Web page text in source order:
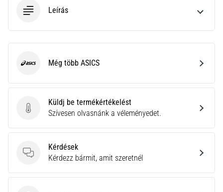
Leírás
Küldj be termékértékelést
Küldj be termékértékelést
Szívesen olvasnánk a véleményedet.
Kérdések
Kérdések
Kérdezz bármit, amit szeretnél
ASICS Még több ASICS